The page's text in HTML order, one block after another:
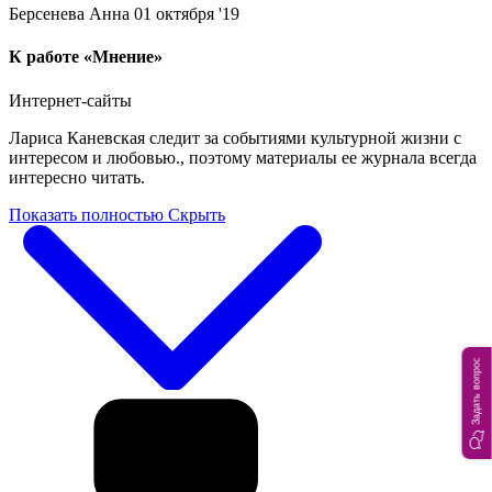
Берсенева Анна 01 октября '19
К работе «Мнение»
Интернет-сайты
Лариса Каневская следит за событиями культурной жизни с
интересом и любовью., поэтому материалы ее журнала всегда
интересно читать.
Показать полностью Скрыть
Задать вопрос